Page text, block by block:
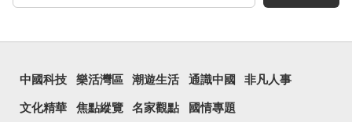
中國科技 樂活灣區 潮遊生活 通識中國 非凡人事
文化精華 焦點縱覽 名家觀點 國情專題